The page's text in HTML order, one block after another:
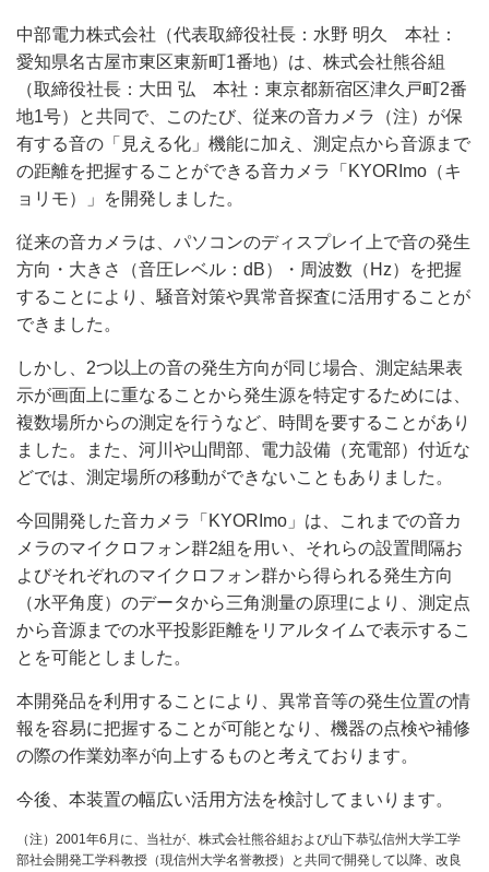
中部電力株式会社（代表取締役社長：水野 明久 本社：
愛知県名古屋市東区東新町1番地）は、株式会社熊谷組
（取締役社長：大田 弘 本社：東京都新宿区津久戸町2番
地1号）と共同で、このたび、従来の音カメラ（注）が保
有する音の「見える化」機能に加え、測定点から音源まで
の距離を把握することができる音カメラ「KYORImo（キ
ョリモ）」を開発しました。
従来の音カメラは、パソコンのディスプレイ上で音の発生
方向・大きさ（音圧レベル：dB）・周波数（Hz）を把握
することにより、騒音対策や異常音探査に活用することが
できました。
しかし、2つ以上の音の発生方向が同じ場合、測定結果表
示が画面上に重なることから発生源を特定するためには、
複数場所からの測定を行うなど、時間を要することがあり
ました。また、河川や山間部、電力設備（充電部）付近な
どでは、測定場所の移動ができないこともありました。
今回開発した音カメラ「KYORImo」は、これまでの音カ
メラのマイクロフォン群2組を用い、それらの設置間隔お
よびそれぞれのマイクロフォン群から得られる発生方向
（水平角度）のデータから三角測量の原理により、測定点
から音源までの水平投影距離をリアルタイムで表示するこ
とを可能としました。
本開発品を利用することにより、異常音等の発生位置の情
報を容易に把握することが可能となり、機器の点検や補修
の際の作業効率が向上するものと考えております。
今後、本装置の幅広い活用方法を検討してまいります。
（注）2001年6月に、当社が、株式会社熊谷組および山下恭弘信州大学工学
部社会開発工学科教授（現信州大学名誉教授）と共同で開発して以降、改良